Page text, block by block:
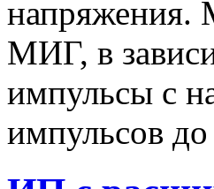
напряжения.
МИГ, в
импульсы c
импульсов